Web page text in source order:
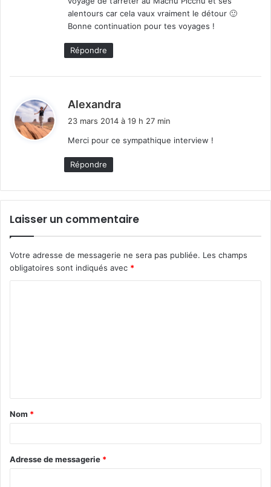
alentours car cela vaux vraiment le détour 🙂
Bonne continuation pour tes voyages !
Répondre
Alexandra
i
23 mars 2014 à 19 h 27 min
Merci pour ce sympathique interview !
Répondre
Laisser un commentaire
Votre adresse de messagerie ne sera pas publiée. Les champs
obligatoires sont indiqués avec *
t
a
e
Nom *
Adresse de messagerie *